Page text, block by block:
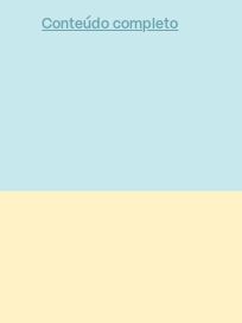
Conteúdo completo